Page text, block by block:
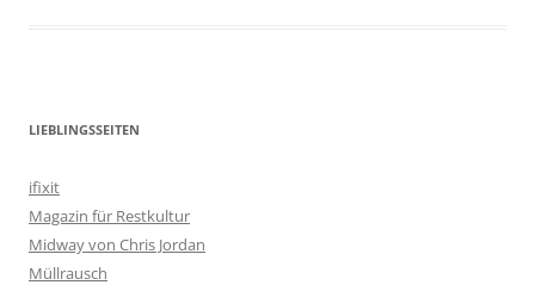
LIEBLINGSSEITEN
ifixit
Magazin für Restkultur
Midway von Chris Jordan
Müllrausch